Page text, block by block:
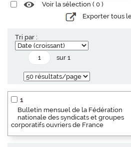
Voir la sélection ( 0 )
Exporter tous
Tri par :
sur 1
1
Bulletin mensuel de la Fédération
nationale des syndicats et groupes
corporatifs ouvriers de France